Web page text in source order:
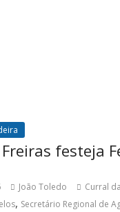
festeja
João Toledo Curral
, Secretário Regional de